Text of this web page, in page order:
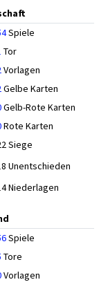
Spiele
Tor
Vorlagen
Gelbe Karten
Gelb-Rote Karten
Rote Karten
Siege
Unentschieden
Niederlagen
Spiele
Tore
Vorlagen